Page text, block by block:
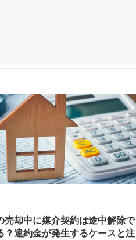
売却中に媒介契約は途中解除で
？違約金が発生するケースと注